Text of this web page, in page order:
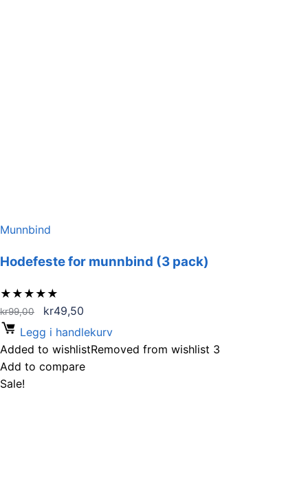
Munnbind
Hodefeste for munnbind (3 pack)
★ ★ ★ ★ ★
kr99,00
Opprinnelig
pris
var:
kr99,00.
kr49,50
pris
er:
kr49,50.
Legg i handlekurv
Added to wishlistRemoved from wishlist 3
Add to compare
Sale!